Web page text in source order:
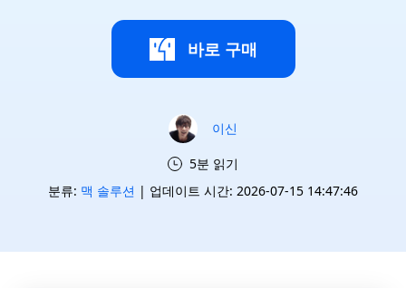
바로 구매
이신
5분 읽기
분류: 맥 솔루션 | 업데이트 시간: 2026-07-15 14:47:46